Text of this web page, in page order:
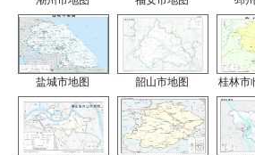
盐城市地图 韶山市地图 桂林市